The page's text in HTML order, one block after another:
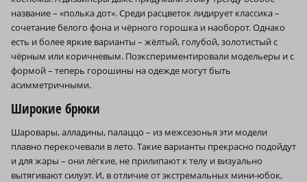
название – «полька дот». Среди расцветок лидирует классика –
сочетание белого фона и чёрного горошка и наоборот. Однако
есть и более яркие варианты – жёлтый, голубой, золотистый с
чёрным или коричневым. Поэкспериментировали модельеры и с
формой – теперь горошины на одежде могут быть
асимметричными.
Широкие брюки
Шаровары, алладины, палаццо – из межсезонья эти модели
плавно перекочевали в лето. Такие варианты прекрасно подойдут
и для жары – они лёгкие, не прилипают к телу и визуально
вытягивают силуэт. И, в отличие от экстремальных мини-юбок,